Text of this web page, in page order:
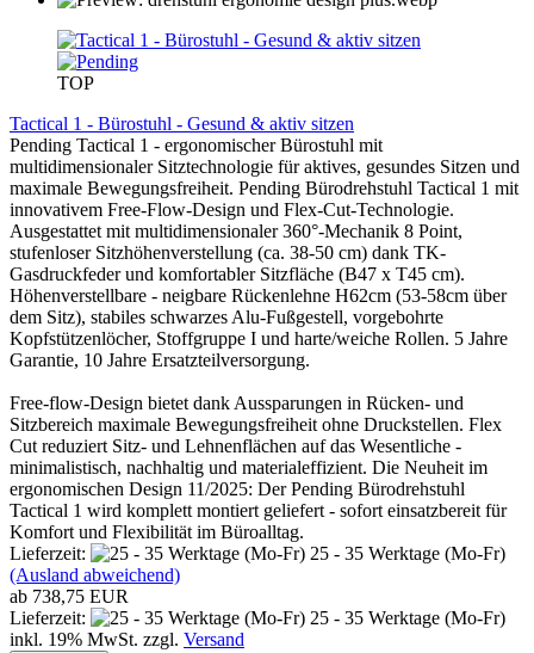
TOP
Tactical 1 - Bürostuhl - Gesund & aktiv sitzen
Pending Tactical 1 - ergonomischer Bürostuhl mit
multidimensionaler Sitztechnologie für aktives, gesundes Sitzen und
maximale Bewegungsfreiheit. Pending Bürodrehstuhl Tactical 1 mit
innovativem Free-Flow-Design und Flex-Cut-Technologie.
Ausgestattet mit multidimensionaler 360°-Mechanik 8 Point,
stufenloser Sitzhöhenverstellung (ca. 38-50 cm) dank TK-
Gasdruckfeder und komfortabler Sitzfläche (B47 x T45 cm).
Höhenverstellbare - neigbare Rückenlehne H62cm (53-58cm über
dem Sitz), stabiles schwarzes Alu-Fußgestell, vorgebohrte
Kopfstützenlöcher, Stoffgruppe I und harte/weiche Rollen. 5 Jahre
Garantie, 10 Jahre Ersatzteilversorgung.
Free-flow-Design bietet dank Aussparungen in Rücken- und
Sitzbereich maximale Bewegungsfreiheit ohne Druckstellen. Flex
Cut reduziert Sitz- und Lehnenflächen auf das Wesentliche -
minimalistisch, nachhaltig und materialeffizient. Die Neuheit im
ergonomischen Design 11/2025: Der Pending Bürodrehstuhl
Tactical 1 wird komplett montiert geliefert - sofort einsatzbereit für
Komfort und Flexibilität im Büroalltag.
Lieferzeit:
25 - 35 Werktage (Mo-Fr)
(Ausland abweichend)
ab 738,75 EUR
Lieferzeit:
25 - 35 Werktage (Mo-Fr)
inkl. 19% MwSt. zzgl. Versand